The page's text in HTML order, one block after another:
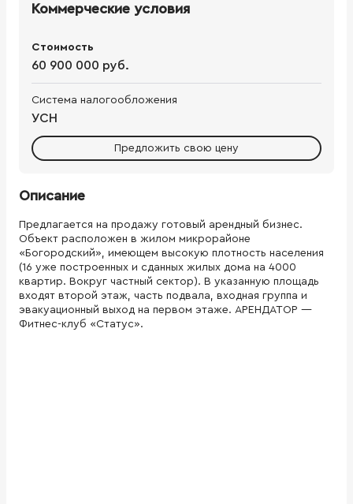
Коммерческие условия
Стоимость
60 900 000 руб.
Система налогообложения
УСН
Предложить свою цену
Описание
Предлагается на продажу готовый арендный бизнес.
Объект расположен в жилом микрорайоне
«Богородский», имеющем высокую плотность населения
(16 уже построенных и сданных жилых дома на 4000
квартир. Вокруг частный сектор). В указанную площадь
входят второй этаж, часть подвала, входная группа и
эвакуационный выход на первом этаже. АРЕНДАТОР —
Фитнес-клуб «Статус».